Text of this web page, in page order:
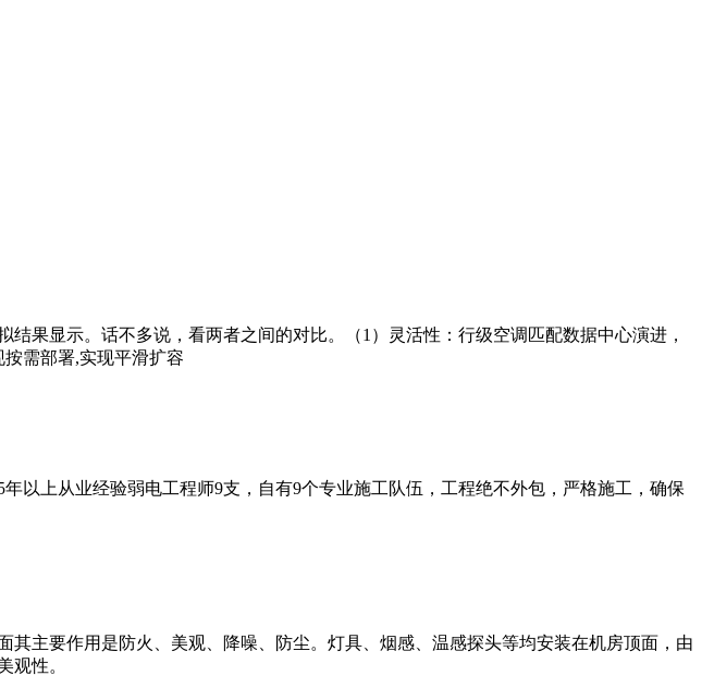
果显示。话不多说，看两者之间的对比。（1）灵活性：行级空调匹配数据中心演进，
需部署,实现平滑扩容
以上从业经验弱电工程师9支，自有9个专业施工队伍，工程绝不外包，严格施工，确保
主要作用是防火、美观、降噪、防尘。灯具、烟感、温感探头等均安装在机房顶面，由
观性。